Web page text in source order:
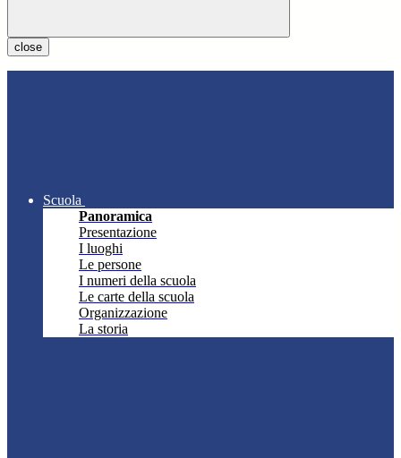
close
Scuola
Panoramica
Presentazione
I luoghi
Le persone
I numeri della scuola
Le carte della scuola
Organizzazione
La storia